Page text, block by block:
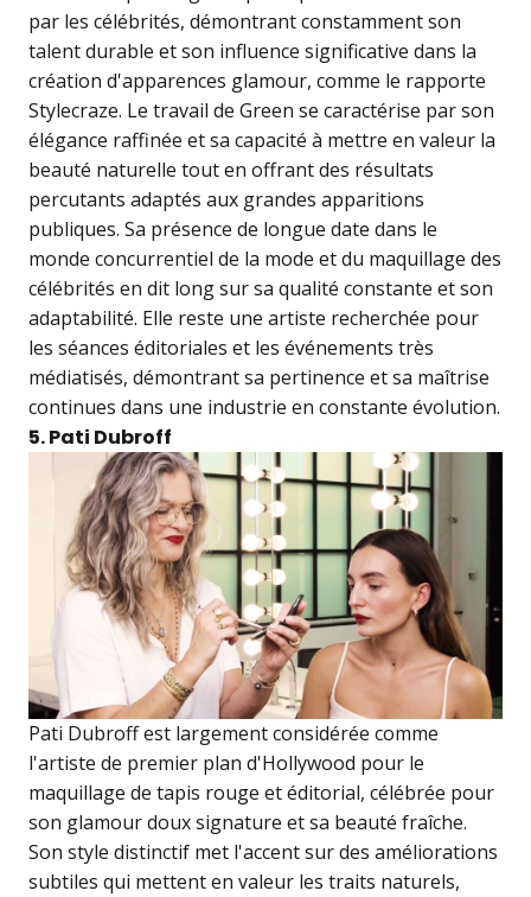
par les célébrités, démontrant constamment son
talent durable et son influence significative dans la
création d'apparences glamour, comme le rapporte
Stylecraze. Le travail de Green se caractérise par son
élégance raffinée et sa capacité à mettre en valeur la
beauté naturelle tout en offrant des résultats
percutants adaptés aux grandes apparitions
publiques. Sa présence de longue date dans le
monde concurrentiel de la mode et du maquillage des
célébrités en dit long sur sa qualité constante et son
adaptabilité. Elle reste une artiste recherchée pour
les séances éditoriales et les événements très
médiatisés, démontrant sa pertinence et sa maîtrise
continues dans une industrie en constante évolution.
5. Pati Dubroff
Pati Dubroff est largement considérée comme
l'artiste de premier plan d'Hollywood pour le
maquillage de tapis rouge et éditorial, célébrée pour
son glamour doux signature et sa beauté fraîche.
Son style distinctif met l'accent sur des améliorations
subtiles qui mettent en valeur les traits naturels,